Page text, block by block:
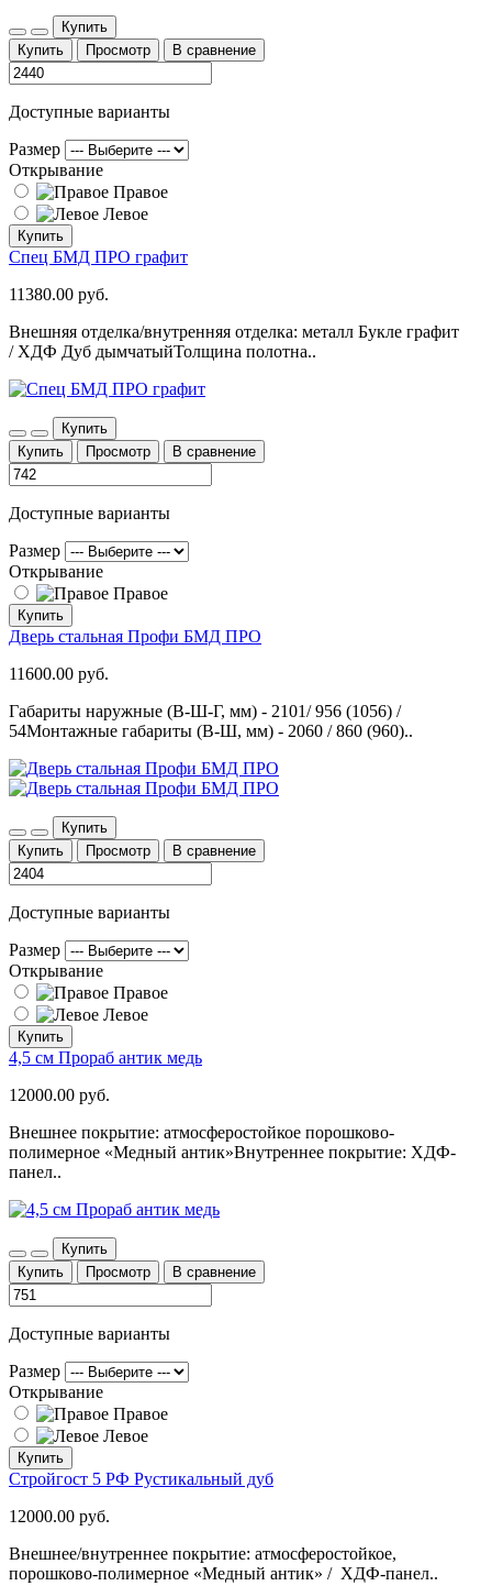
Купить
Купить
Просмотр В сравнение
Доступные варианты
Размер
Открывание
Правое
Левое
Купить
Спец БМД ПРО графит
11380.00 руб.
Внешняя отделка/внутренняя отделка: металл Букле графит
/ ХДФ Дуб дымчатыйТолщина полотна..
Купить
Купить
Просмотр В сравнение
Доступные варианты
Размер
Открывание
Правое
Купить
Дверь стальная Профи БМД ПРО
11600.00 руб.
Габариты наружные (В-Ш-Г, мм) - 2101/ 956 (1056) /
54Монтажные габариты (В-Ш, мм) - 2060 / 860 (960)..
Купить
Купить
Просмотр В сравнение
Доступные варианты
Размер
Открывание
Правое
Левое
Купить
4,5 см Прораб антик медь
12000.00 руб.
Внешнее покрытие: атмосферостойкое порошково-
полимерное «Медный антик»Внутреннее покрытие: ХДФ-
панел..
Купить
Купить
Просмотр В сравнение
Доступные варианты
Размер
Открывание
Правое
Левое
Купить
Стройгост 5 РФ Рустикальный дуб
12000.00 руб.
Внешнее/внутреннее покрытие: атмосферостойкое,
порошково-полимерное «Медный антик» / ХДФ-панел..